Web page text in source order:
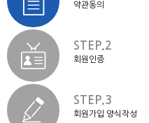
약관동의
STEP.2
회원인증
STEP.3
회원가입 양식작성